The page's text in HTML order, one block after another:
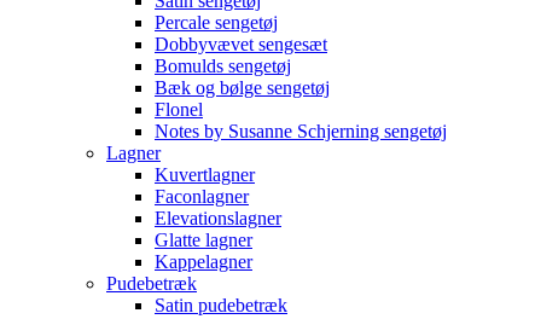
Percale sengetøj
Dobbyvævet sengesæt
Bomulds sengetøj
Bæk og bølge sengetøj
Flonel
Notes by Susanne Schjerning sengetøj
Lagner
Kuvertlagner
Faconlagner
Elevationslagner
Glatte lagner
Kappelagner
Pudebetræk
Satin pudebetræk